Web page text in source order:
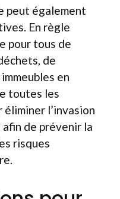
peut également
En règle
pour tous de
de
en
toutes les
éliminer l’invasion
de prévenir la
risques